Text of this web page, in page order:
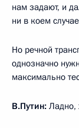
нам задают, и
ни в коем
Но речной
однозначно
максимально
В.Путин: Ладно,